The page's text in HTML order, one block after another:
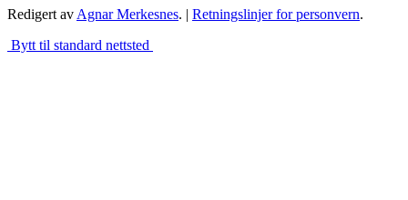
Redigert avAgnar Merkesnes. | Retningslinjer for personvern.
Bytt til standard nettsted